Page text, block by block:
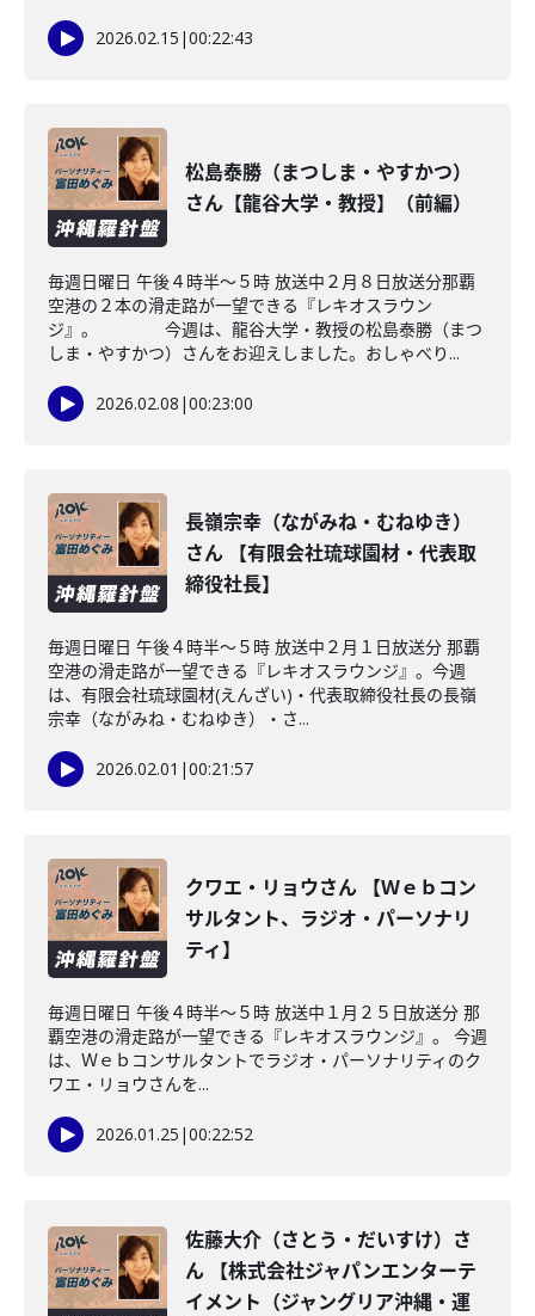
2026.02.15 |00:22:43
松島泰勝（まつしま・やすかつ）
さん【龍谷大学・教授】（前編）
毎週日曜日 午後４時半～５時 放送中２月８日放送分那覇
空港の２本の滑走路が一望できる『レキオスラウン
ジ』。 今週は、龍谷大学・教授の松島泰勝（まつ
しま・やすかつ）さんをお迎えしました。おしゃべり...
2026.02.08 |00:23:00
長嶺宗幸（ながみね・むねゆき）
さん 【有限会社琉球園材・代表取
締役社長】
毎週日曜日 午後４時半～５時 放送中２月１日放送分 那覇
空港の滑走路が一望できる『レキオスラウンジ』。今週
は、有限会社琉球園材(えんざい)・代表取締役社長の長嶺
宗幸（ながみね・むねゆき）・さ...
2026.02.01 |00:21:57
クワエ・リョウさん 【Ｗｅｂコン
サルタント、ラジオ・パーソナリ
ティ】
毎週日曜日 午後４時半～５時 放送中１月２５日放送分 那
覇空港の滑走路が一望できる『レキオスラウンジ』。 今週
は、Ｗｅｂコンサルタントでラジオ・パーソナリティのク
ワエ・リョウさんを...
2026.01.25 |00:22:52
佐藤大介（さとう・だいすけ）さ
ん 【株式会社ジャパンエンターテ
イメント（ジャングリア沖縄・運